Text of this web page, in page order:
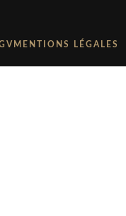
MENTIONS LÉGALES